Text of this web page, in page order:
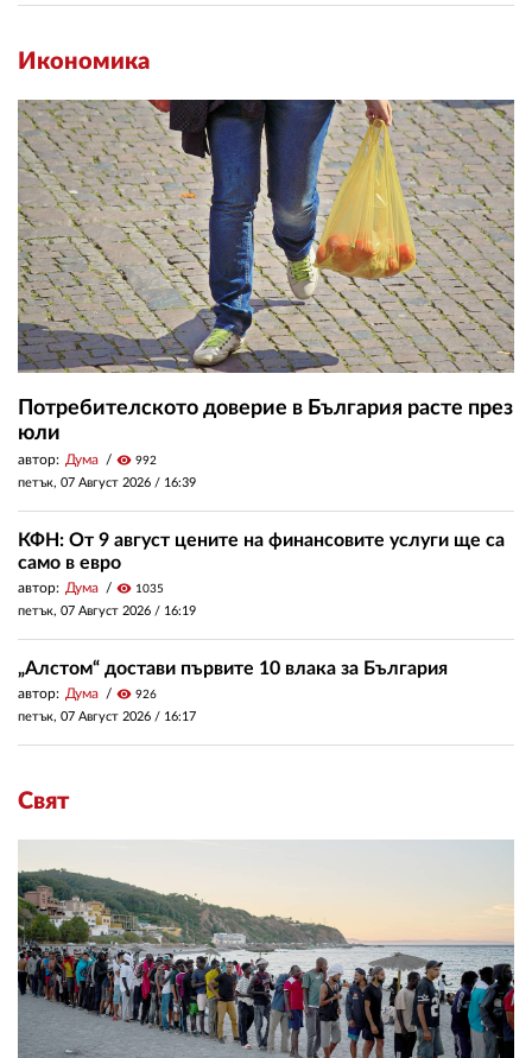
Икономика
Потребителското доверие в България расте през
юли
автор: Дума visibility 992
петък, 07 Август 2026 / 16:39
КФН: От 9 август цените на финансовите услуги ще са
само в евро
автор: Дума visibility 1035
петък, 07 Август 2026 / 16:19
„Алстом“ достави първите 10 влака за България
автор: Дума visibility 926
петък, 07 Август 2026 / 16:17
Свят